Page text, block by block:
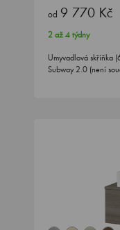
od 9 770 Kč
2 až 4 týdny
Umyvadlová skříňka
Subway 2.0 (není